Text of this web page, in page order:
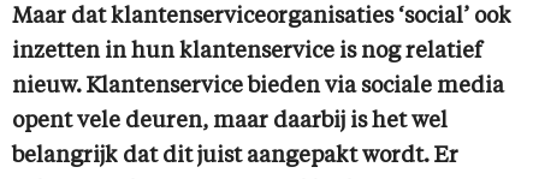
Maar dat klantenserviceorganisaties ‘social’ ook
inzetten in hun klantenservice is nog relatief
nieuw. Klantenservice bieden via sociale media
opent vele deuren, maar daarbij is het wel
belangrijk dat dit juist aangepakt wordt. Er